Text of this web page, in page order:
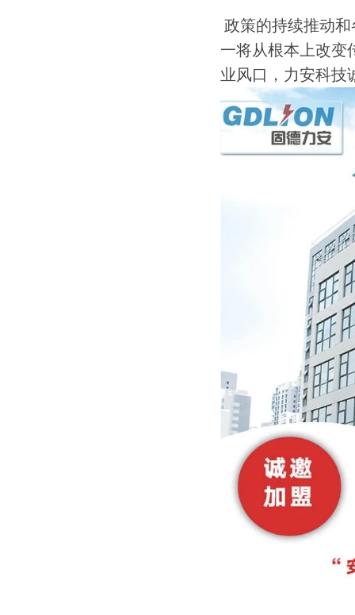
政策的持续推动
一将从根本上改变
业风口，力安科技